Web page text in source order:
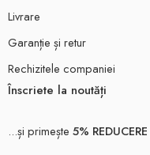
Livrare
Garanție și retur
Rechizitele companiei
Înscriete la noutăți
...și primește 5% REDUCERE